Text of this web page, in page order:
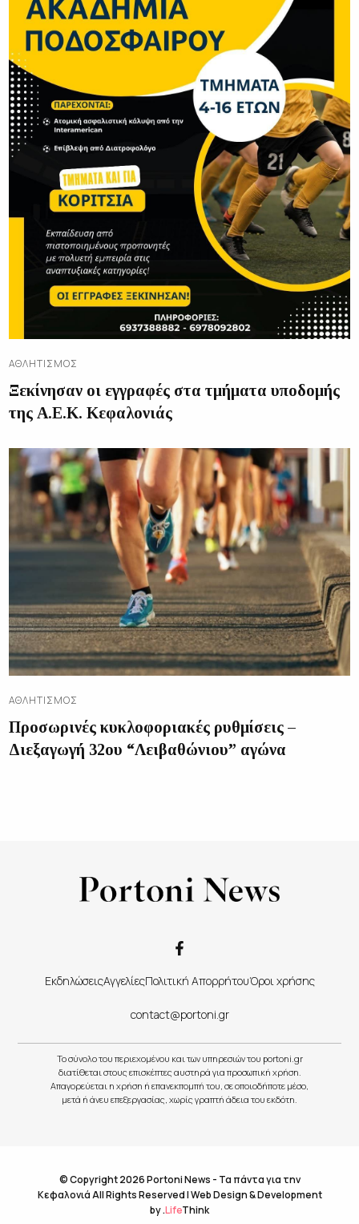
ΑΘΛΗΤΙΣΜΌΣ
Ξεκίνησαν οι εγγραφές στα τμήματα υποδομής
της Α.Ε.Κ. Κεφαλονιάς
ΑΘΛΗΤΙΣΜΌΣ
Προσωρινές κυκλοφοριακές ρυθμίσεις –
Διεξαγωγή 32ου “Λειβαθώνιου” αγώνα
ΕκδηλώσειςΑγγελίεςΠολιτική ΑπορρήτουΌροι χρήσης
contact@portoni.gr
Το σύνολο του περιεχομένου και των υπηρεσιών του portoni.gr
διατίθεται στους επισκέπτες αυστηρά για προσωπική χρήση.
Απαγορεύεται η χρήση ή επανεκπομπή του, σε οποιοδήποτε μέσο,
μετά ή άνευ επεξεργασίας, χωρίς γραπτή άδεια του εκδότη.
© Copyright 2026 Portoni News - Τα πάντα για την
Κεφαλονιά All Rights Reserved |Web Design & Development
by.LifeThink